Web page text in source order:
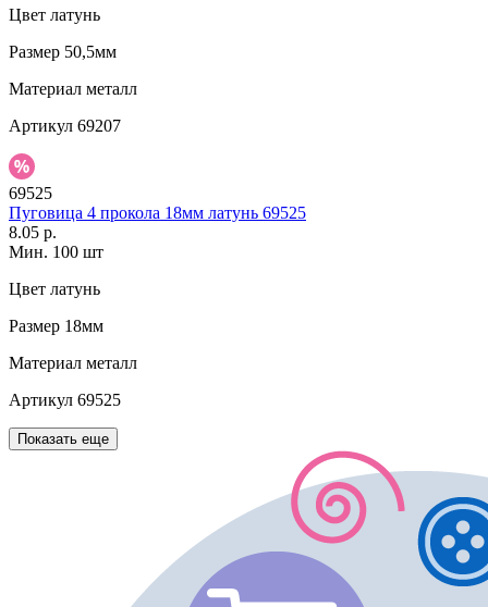
Цвет латунь
Размер 50,5мм
Материал металл
Артикул 69207
69525
Пуговица 4 прокола 18мм латунь 69525
8.05 р.
Мин. 100 шт
Цвет латунь
Размер 18мм
Материал металл
Артикул 69525
Показать еще